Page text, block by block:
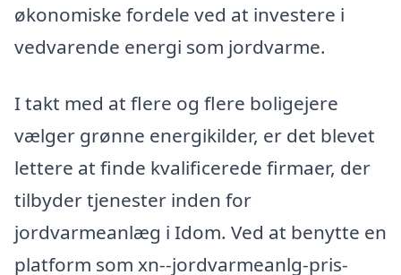
økonomiske fordele ved at investere i
vedvarende energi som jordvarme.
I takt med at flere og flere boligejere
vælger grønne energikilder, er det blevet
lettere at finde kvalificerede firmaer, der
tilbyder tjenester inden for
jordvarmeanlæg i Idom. Ved at benytte en
platform som xn--jordvarmeanlg-pris-